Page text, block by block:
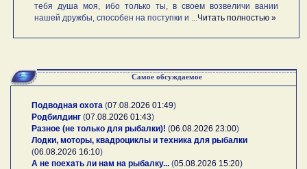
тебя душа моя, ибо только ты, в своем возвеличи вании
нашей дружбы, способен на поступки и ... Читать полностью »
Самое обсуждаемое
Подводная охота (07.08.2026 01:49)
Родбилдинг (07.08.2026 01:43)
Разное (не только для рыбалки)! (06.08.2026 23:00)
Лодки, моторы, квадроциклы и техника для рыбалки
(06.08.2026 16:10)
А не поехать ли нам на рыбалку... (05.08.2026 15:20)